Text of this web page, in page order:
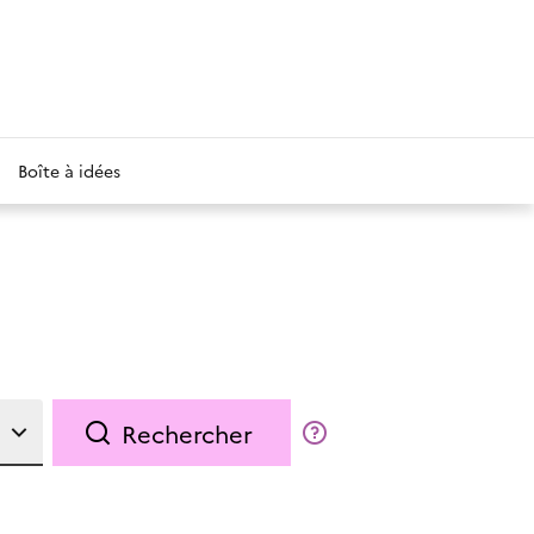
Boîte à idées
Rechercher